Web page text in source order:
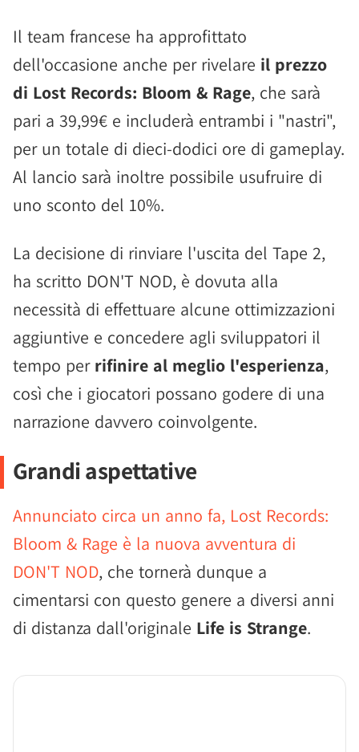
Il team francese ha approfittato
dell'occasione anche per rivelare il prezzo
di Lost Records: Bloom & Rage, che sarà
pari a 39,99€ e includerà entrambi i "nastri",
per un totale di dieci-dodici ore di gameplay.
Al lancio sarà inoltre possibile usufruire di
uno sconto del 10%.
La decisione di rinviare l'uscita del Tape 2,
ha scritto DON'T NOD, è dovuta alla
necessità di effettuare alcune ottimizzazioni
aggiuntive e concedere agli sviluppatori il
tempo per rifinire al meglio l'esperienza,
così che i giocatori possano godere di una
narrazione davvero coinvolgente.
Grandi aspettative
Annunciato circa un anno fa, Lost Records:
Bloom & Rage è la nuova avventura di
DON'T NOD, che tornerà dunque a
cimentarsi con questo genere a diversi anni
di distanza dall'originale Life is Strange.